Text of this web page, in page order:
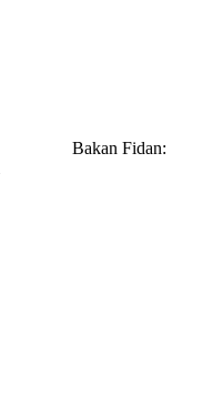
Bakan Fidan: